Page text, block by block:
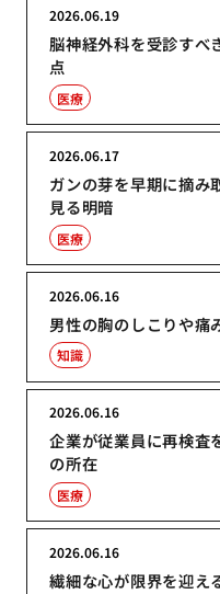
脳神経外科を受診すべ
点
2026.06.19
医療
ガンの芽を早期に摘み
見る明暗
2026.06.17
医療
男性の胸のしこりや痛
2026.06.16
知識
企業が従業員に再検査
の所在
2026.06.16
医療
繊細な心が限界を迎え
2026.06.16